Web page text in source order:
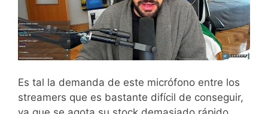
Es tal la demanda de este micrófono entre los
streamers que es bastante difícil de conseguir,